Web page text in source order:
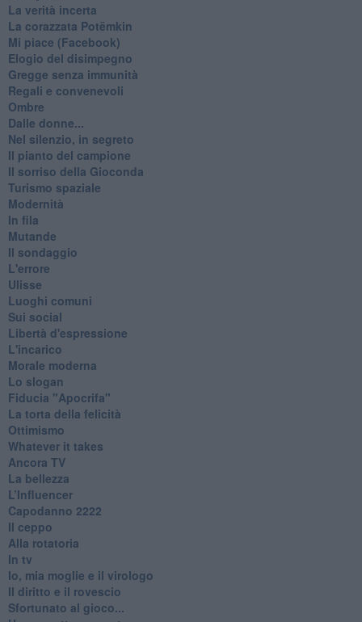
La verità incerta
La corazzata Potëmkin
Mi piace (Facebook)
Elogio del disimpegno
Gregge senza immunità
Regali e convenevoli
Ombre
Dalle donne...
Nel silenzio, in segreto
Il pianto del campione
Il sorriso della Gioconda
Turismo spaziale
Modernità
In fila
Mutande
Il sondaggio
L'errore
Ulisse
Luoghi comuni
Sui social
Libertà d'espressione
L'incarico
Morale moderna
Lo slogan
Fiducia "Apocrifa"
La torta della felicità
Ottimismo
Whatever it takes
Ancora TV
La bellezza
L’Influencer
​Capodanno 2222
Il ceppo
Alla rotatoria
In tv
Io, mia moglie e il virologo
Il diritto e il rovescio
Sfortunato al gioco...